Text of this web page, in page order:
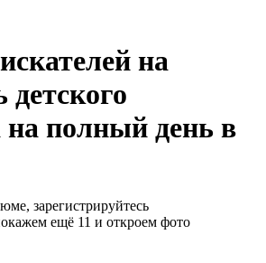
на
детского
на полный день в
зарегистрируйтесь
ещё 11 и откроем фото